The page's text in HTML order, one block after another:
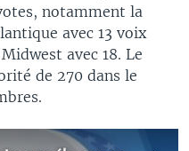
notamment la
avec 13 voix
avec 18. Le
de 270 dans le